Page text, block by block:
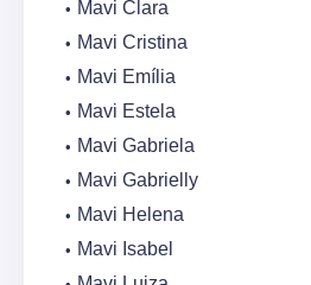
Mavi Clara
Mavi Cristina
Mavi Emília
Mavi Estela
Mavi Gabriela
Mavi Gabrielly
Mavi Helena
Mavi Isabel